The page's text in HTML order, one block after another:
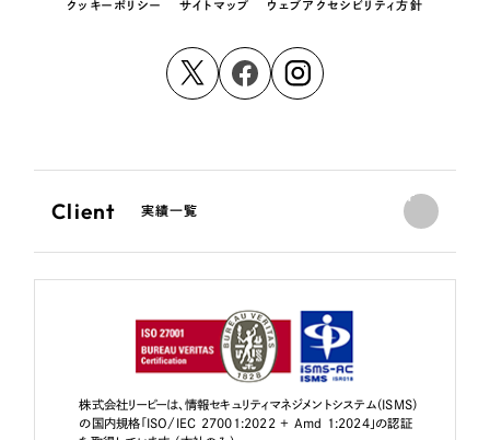
クッキーポリシー サイトマップ ウェブアクセシビリティ方針
Client 実績一覧
株式会社リーピーは、情報セキュリティマネジメントシステム（ISMS）
の国内規格「ISO/IEC 27001:2022 + Amd 1:2024」の認証